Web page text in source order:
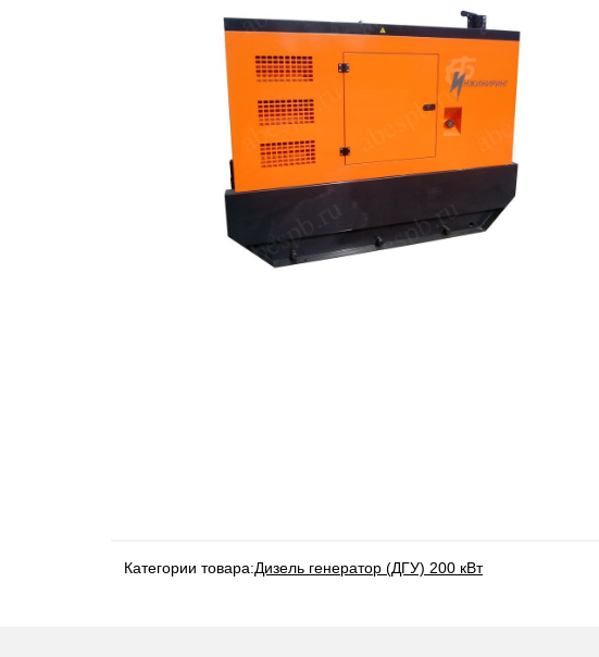
Категории товара:Дизель генератор (ДГУ) 200 кВт